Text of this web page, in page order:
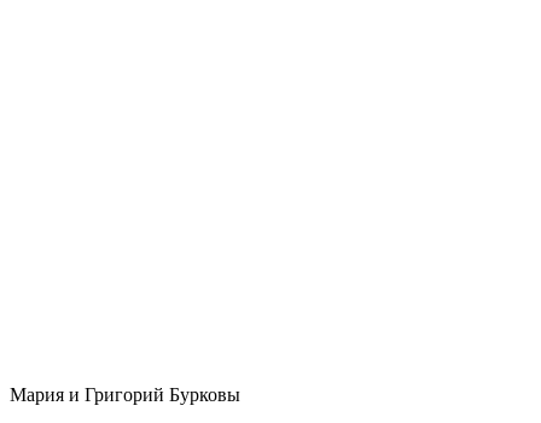
Мария и Григорий Бурковы